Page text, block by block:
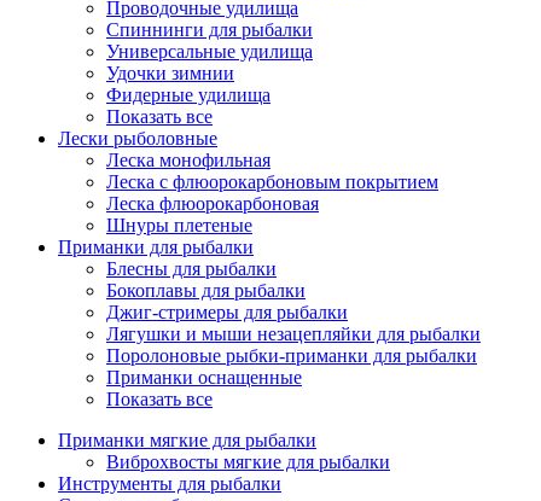
Проводочные удилища
Спиннинги для рыбалки
Универсальные удилища
Удочки зимнии
Фидерные удилища
Показать все
Лески рыболовные
Леска монофильная
Леска с флюорокарбоновым покрытием
Леска флюорокарбоновая
Шнуры плетеные
Приманки для рыбалки
Блесны для рыбалки
Бокоплавы для рыбалки
Джиг-стримеры для рыбалки
Лягушки и мыши незацепляйки для рыбалки
Поролоновые рыбки-приманки для рыбалки
Приманки оснащенные
Показать все
Приманки мягкие для рыбалки
Виброхвосты мягкие для рыбалки
Инструменты для рыбалки